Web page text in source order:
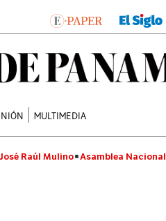
MULTIMEDIA
José Raúl Mulino Asamblea Nacional